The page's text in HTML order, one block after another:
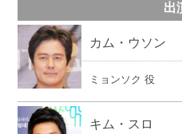
出
カム・ウソン
ミョンソク 役
キム・スロ